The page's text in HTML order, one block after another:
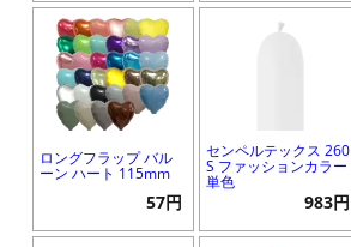
ロングフラップ バル
ーン ハート 115mm
57円
センペルテックス 260
S ファッションカラー
単色
983円